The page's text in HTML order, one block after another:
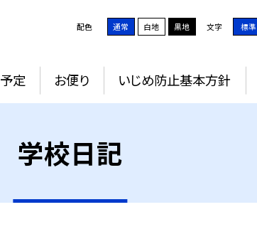
配色 通常 白地 黒地 文字 標準
予定 お便り いじめ防止基本方針
学校日記